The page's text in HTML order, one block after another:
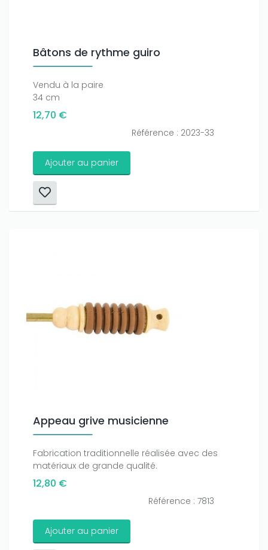
Bâtons de rythme guiro
Vendu à la paire
34 cm
12,70 €
Référence : 2023-33
Ajouter au panier
Appeau grive musicienne
Fabrication traditionnelle réalisée avec des
matériaux de grande qualité.
12,80 €
Référence : 7813
Ajouter au panier